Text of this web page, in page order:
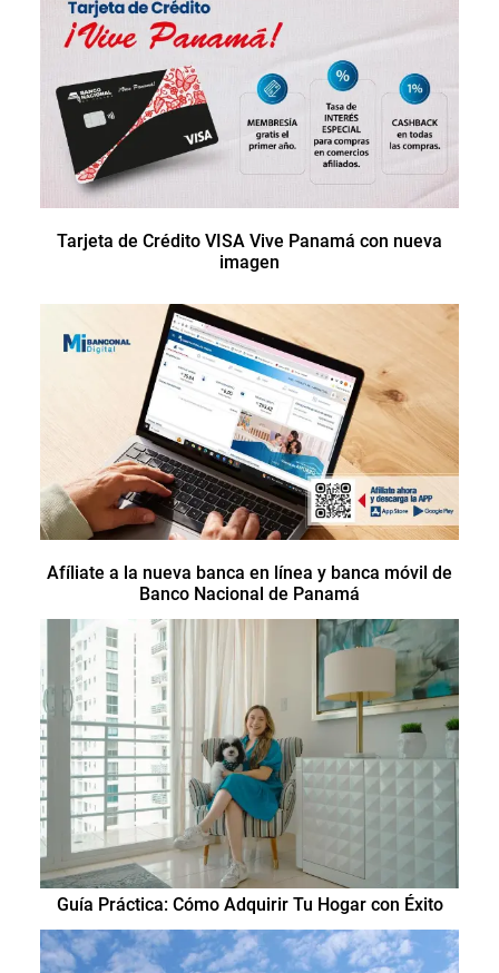
Tarjeta de Crédito VISA Vive Panamá con nueva
imagen
Afíliate a la nueva banca en línea y banca móvil de
Banco Nacional de Panamá
Guía Práctica: Cómo Adquirir Tu Hogar con Éxito